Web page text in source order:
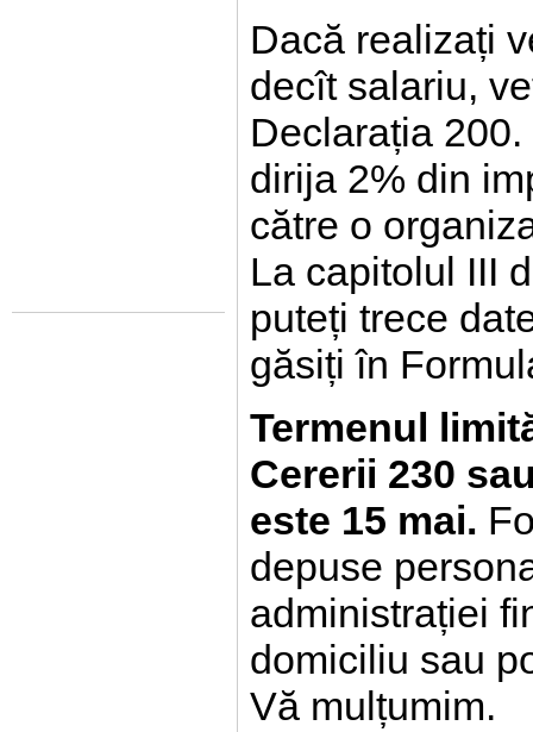
Dacă realizați
decît salariu,
Declarația
dirija 2% din
către o
La capitolul III
puteți trece
găsiți în
Termenul
Cererii 230
este 15 mai.
depuse
administrației
domiciliu sau
Vă mulțumim.